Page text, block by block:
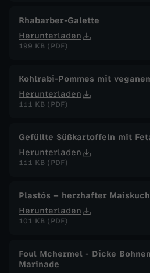
Rhabarber-Galette
Herunterladen
199 KB (PDF)
Kohlrabi-Pommes mit
Herunterladen
111 KB (PDF)
Gefüllte Süßkartoffeln mit
Herunterladen
111 KB (PDF)
Plastós – herzhafter
Herunterladen
101 KB (PDF)
Foul Mchermel - Dicke
Marinade